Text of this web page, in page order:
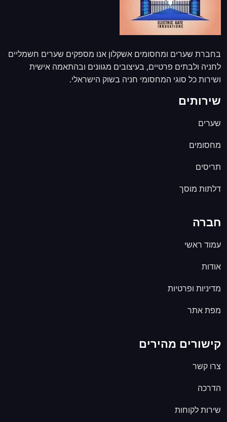
בחברת שערים ומחסומים אשקלון אנו מספקים שערים חשמליים
לחניה ולבתים פרטיים, בעיצובים מגוונים ובהתאמה אישית
ושירות כל סוגי המחסומי חניה בשוק הישראלי.
שירותים
שערים
מחסומים
תריסים
דלתות מוסך
חברה
עמוד ראשי
אודות
מדיניות ופרטיות
מפת אתר
קישורים מהירים
צרו קשר
הדרכה
שירות לקוחות